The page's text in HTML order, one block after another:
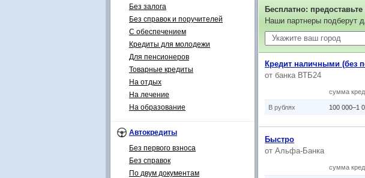
Бесплатно:
Наши партнеры подберут
Кредит наличными (без
от банка ВТБ24
сумма
В рублях 100 000–1
Быстро
от Альфа-Банка
сумма
Без залога
Без справок и поручителей
С обеспечением
Кредиты для молодежи
Для пенсионеров
Товарные кредиты
На отдых
На лечение
На образование
Автокредиты
Без первого взноса
Без справок
По двум документам